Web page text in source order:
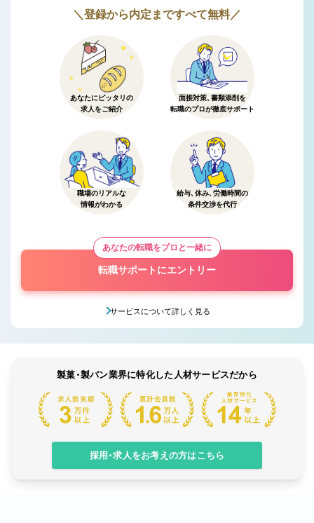
＼登録から内定まですべて無料／
あなたにピッタリの
求人をご紹介
面接対策、書類添削を
転職のプロが徹底サポート
職場のリアルな
情報がわかる
給与、休み、労働時間の
条件交渉を代行
あなたの転職をプロと一緒に
転職サポートにエントリー
サービスについて詳しく見る
製菓・製パン業界に特化した人材サービスだから
採用・求人をお考えの方はこちら